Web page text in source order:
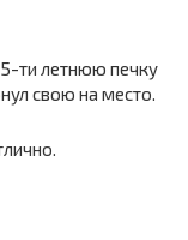
ти летнюю печку
свою на место.